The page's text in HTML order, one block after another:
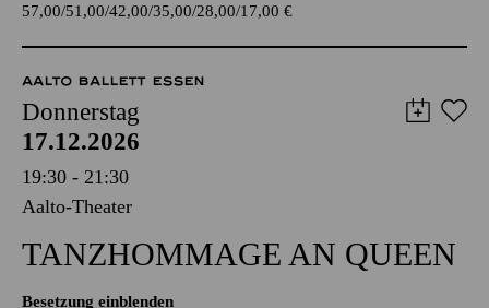
57,00 51,00 42,00 35,00 28,00 17,00 €
AALTO BALLETT ESSEN
Donnerstag
17.12.2026
19:30 - 21:30
Aalto-Theater
TANZ­HOMMAGE AN QUEEN
Besetzung einblenden